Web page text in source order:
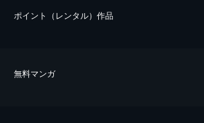
ポイント（レンタル）作品
無料マンガ